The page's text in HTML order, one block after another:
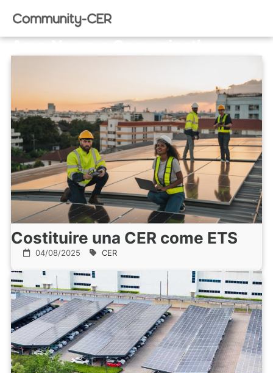
Costituire una CER come ETS
04/08/2025 CER